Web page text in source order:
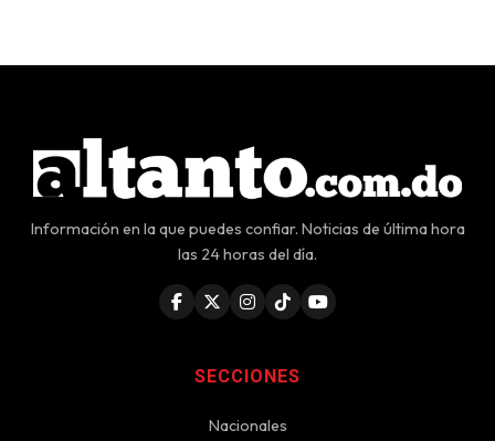
Información en la que puedes confiar. Noticias de última hora
las 24 horas del día.
SECCIONES
Nacionales